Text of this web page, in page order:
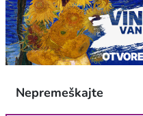
Nepremeškajte